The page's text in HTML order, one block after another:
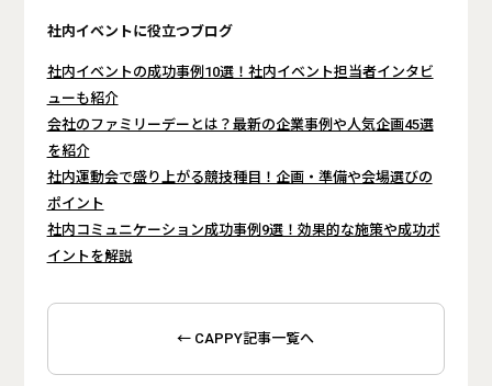
社内イベントに役立つブログ
社内イベントの成功事例10選！社内イベント担当者インタビ
ューも紹介
会社のファミリーデーとは？最新の企業事例や人気企画45選
を紹介
社内運動会で盛り上がる競技種目！企画・準備や会場選びの
ポイント
社内コミュニケーション成功事例9選！効果的な施策や成功ポ
イントを解説
← CAPPY記事一覧へ